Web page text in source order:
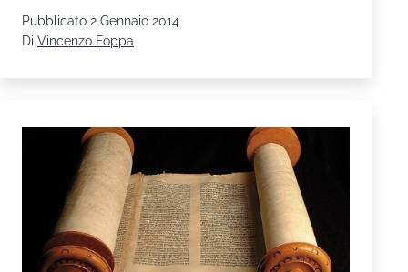
mesi
gennaio
febbraio
Pubblicato 2 Gennaio 2014
Di Vincenzo Foppa